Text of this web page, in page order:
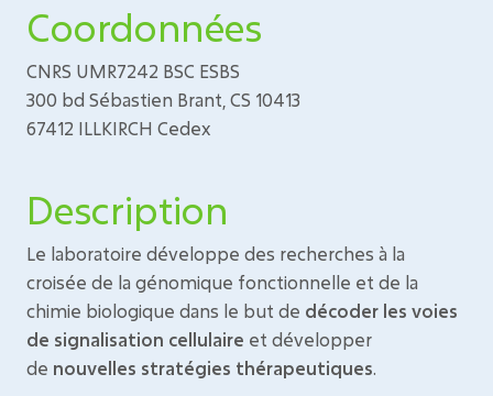
Coordonnées
CNRS UMR7242 BSC ESBS
300 bd Sébastien Brant, CS 10413
67412 ILLKIRCH Cedex
Description
Le laboratoire développe des recherches à la
croisée de la génomique fonctionnelle et de la
chimie biologique dans le but de décoder les voies
de signalisation cellulaire et développer
de nouvelles stratégies thérapeutiques.